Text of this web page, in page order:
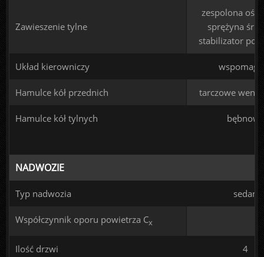
Zawieszenie tylne
zespolona oś
sprężyna
stabilizator
Układ kierowniczy
Hamulce kół przednich tarczowe
Hamulce kół tylnych bębnowe
NADWOZIE
Typ nadwozia sedan
Współczynnik oporu powietrza Cx
Ilość drzwi 4